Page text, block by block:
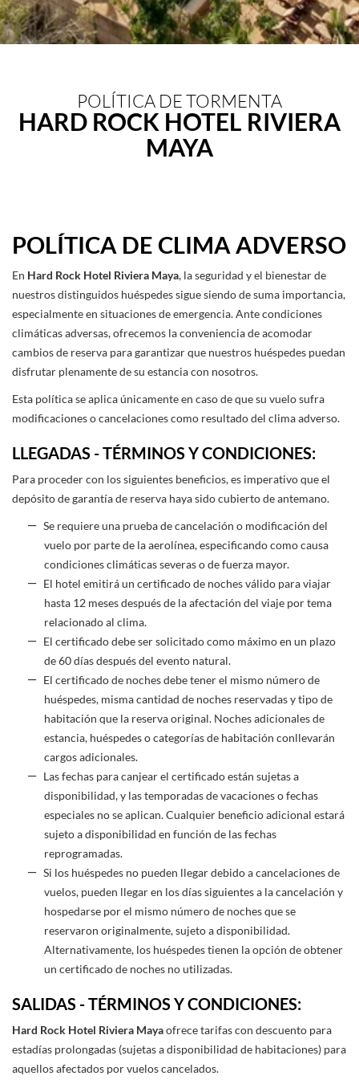
POLÍTICA DE TORMENTA
HARD ROCK HOTEL RIVIERA
MAYA
POLÍTICA DE CLIMA ADVERSO
En Hard Rock Hotel Riviera Maya, la seguridad y el bienestar de
nuestros distinguidos huéspedes sigue siendo de suma importancia,
especialmente en situaciones de emergencia. Ante condiciones
climáticas adversas, ofrecemos la conveniencia de acomodar
cambios de reserva para garantizar que nuestros huéspedes puedan
disfrutar plenamente de su estancia con nosotros.
Esta política se aplica únicamente en caso de que su vuelo sufra
modificaciones o cancelaciones como resultado del clima adverso.
LLEGADAS - TÉRMINOS Y CONDICIONES:
Para proceder con los siguientes beneficios, es imperativo que el
depósito de garantía de reserva haya sido cubierto de antemano.
Se requiere una prueba de cancelación o modificación del
vuelo por parte de la aerolínea, especificando como causa
condiciones climáticas severas o de fuerza mayor.
El hotel emitirá un certificado de noches válido para viajar
hasta 12 meses después de la afectación del viaje por tema
relacionado al clima.
El certificado debe ser solicitado como máximo en un plazo
de 60 días después del evento natural.
El certificado de noches debe tener el mismo número de
huéspedes, misma cantidad de noches reservadas y tipo de
habitación que la reserva original. Noches adicionales de
estancia, huéspedes o categorías de habitación conllevarán
cargos adicionales.
Las fechas para canjear el certificado están sujetas a
disponibilidad, y las temporadas de vacaciones o fechas
especiales no se aplican. Cualquier beneficio adicional estará
sujeto a disponibilidad en función de las fechas
reprogramadas.
Si los huéspedes no pueden llegar debido a cancelaciones de
vuelos, pueden llegar en los días siguientes a la cancelación y
hospedarse por el mismo número de noches que se
reservaron originalmente, sujeto a disponibilidad.
Alternativamente, los huéspedes tienen la opción de obtener
un certificado de noches no utilizadas.
SALIDAS - TÉRMINOS Y CONDICIONES:
Hard Rock Hotel Riviera Mayaofrece tarifas con descuento para
estadías prolongadas (sujetas a disponibilidad de habitaciones) para
aquellos afectados por vuelos cancelados.